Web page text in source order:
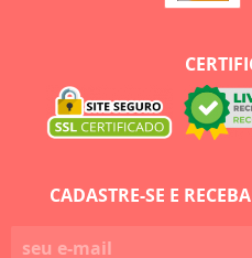
CADASTRE-SE E